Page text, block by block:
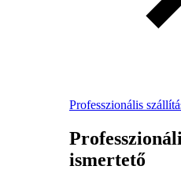
Professzionális
ismertető